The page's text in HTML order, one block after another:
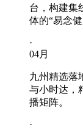
台，构建集
体的“易念健
·
04月
九州精选落
与小时达，
播矩阵。
·